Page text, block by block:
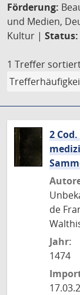
Förderung:
und Medien,
Kultur | Status:
1 Treffer
2
de
Jahr:
1474